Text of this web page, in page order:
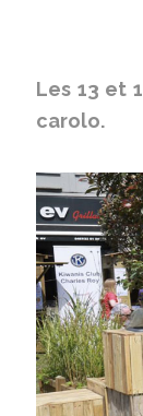
Les 13 et
carolo.